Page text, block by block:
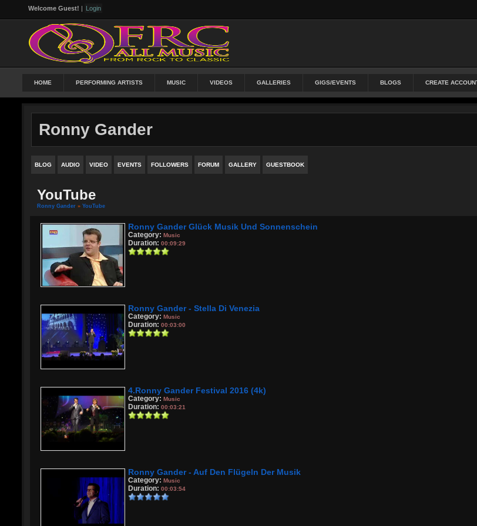
Welcome Guest! | Login
HOME PERFORMING ARTISTS MUSIC VIDEOS GALLERIES GIGS/EVENTS BLOGS CREATE
Ronny Gander
BLOG AUDIO VIDEO EVENTS FOLLOWERS FORUM GALLERY GUESTBOOK
YouTube
Ronny Gander » YouTube
Ronny Gander Glück Musik Und Sonnenschein
Category: Music
Duration: 00:09:29
Ronny Gander - Stella Di Venezia
Category: Music
Duration: 00:03:00
4.Ronny Gander Festival 2016 (4k)
Category: Music
Duration: 00:03:21
Ronny Gander - Auf Den Flügeln Der Musik
Category: Music
Duration: 00:03:54